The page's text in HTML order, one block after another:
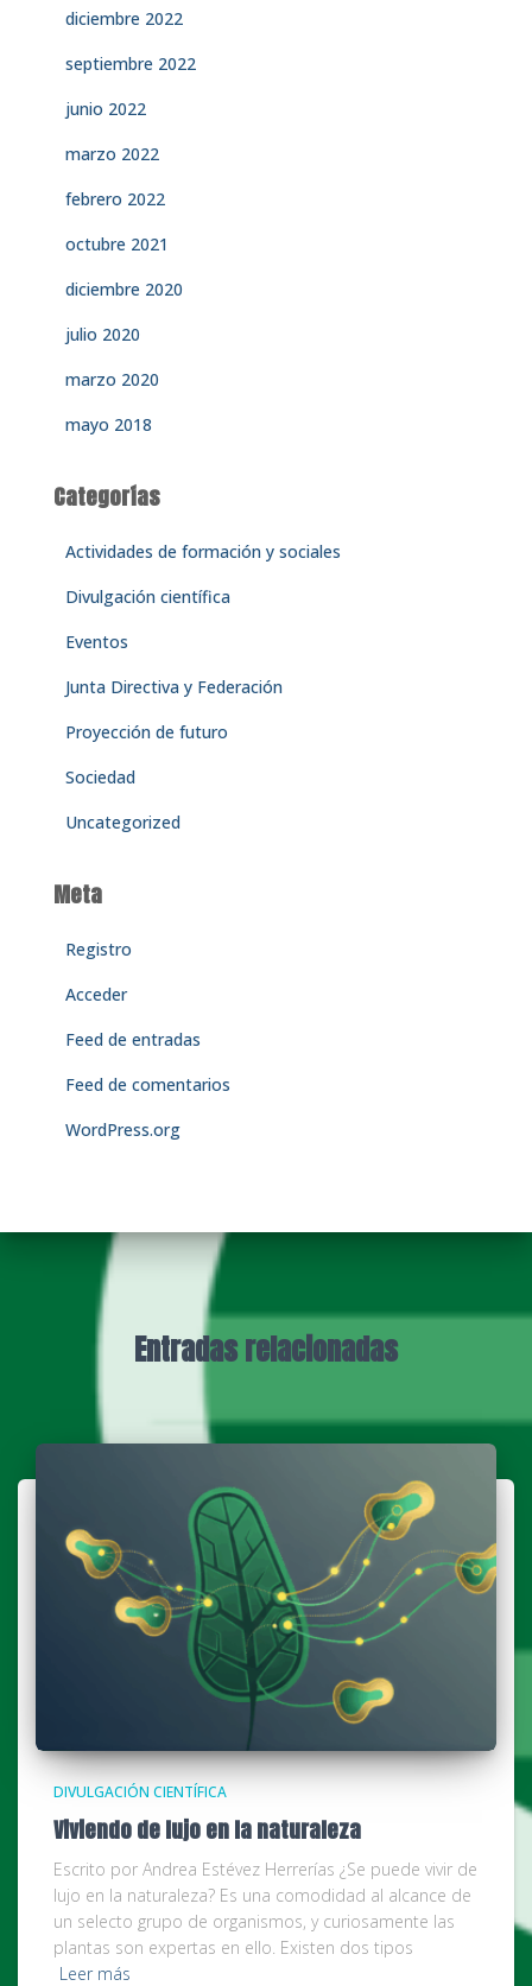
diciembre 2022
septiembre 2022
junio 2022
marzo 2022
febrero 2022
octubre 2021
diciembre 2020
julio 2020
marzo 2020
mayo 2018
Categorías
Actividades de formación y sociales
Divulgación científica
Eventos
Junta Directiva y Federación
Proyección de futuro
Sociedad
Uncategorized
Meta
Registro
Acceder
Feed de entradas
Feed de comentarios
WordPress.org
Entradas relacionadas
DIVULGACIÓN CIENTÍFICA
Viviendo de lujo en la naturaleza
Escrito por Andrea Estévez Herrerías ¿Se puede vivir de
lujo en la naturaleza? Es una comodidad al alcance de
un selecto grupo de organismos, y curiosamente las
plantas son expertas en ello. Existen dos tipos
Leer más